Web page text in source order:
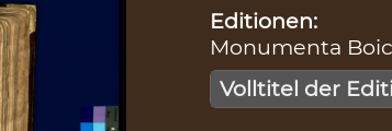
Editionen:
Monumenta
Volltitel der